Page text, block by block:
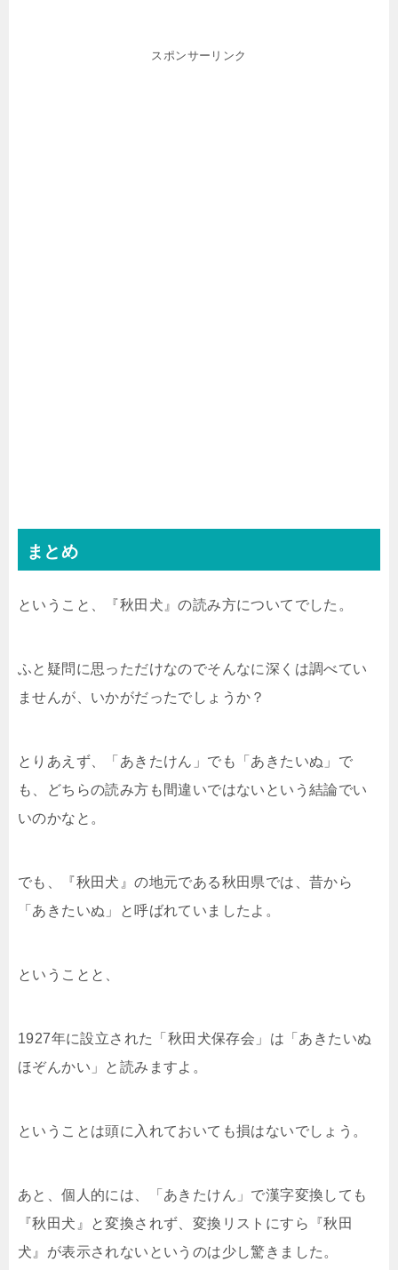
スポンサーリンク
まとめ
ということ、『秋田犬』の読み方についてでした。
ふと疑問に思っただけなのでそんなに深くは調べてい
ませんが、いかがだったでしょうか？
とりあえず、「あきたけん」でも「あきたいぬ」で
も、どちらの読み方も間違いではないという結論でい
いのかなと。
でも、『秋田犬』の地元である秋田県では、昔から
「あきたいぬ」と呼ばれていましたよ。
ということと、
1927年に設立された「秋田犬保存会」は「あきたいぬ
ほぞんかい」と読みますよ。
ということは頭に入れておいても損はないでしょう。
あと、個人的には、「あきたけん」で漢字変換しても
『秋田犬』と変換されず、変換リストにすら『秋田
犬』が表示されないというのは少し驚きました。